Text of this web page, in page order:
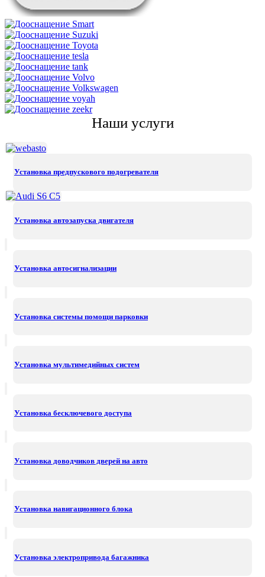
Наши услуги
Установка предпускового подогревателя
Установка автозапуска двигателя
Установка автосигнализации
Установка системы помощи парковки
Установка мультимедийных систем
Установка бесключевого доступа
Установка доводчиков дверей на авто
Установка навигационного блока
Установка электропривода багажника